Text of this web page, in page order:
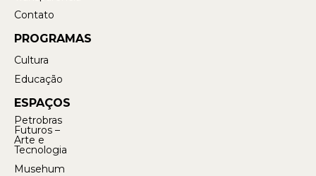
Contato
PROGRAMAS
Cultura
Educação
ESPAÇOS
Petrobras
Futuros –
Arte e
Tecnologia
Musehum